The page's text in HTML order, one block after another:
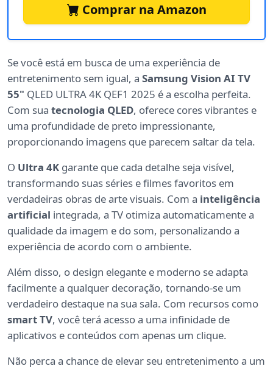
Comprar na Amazon
Se você está em busca de uma experiência de
entretenimento sem igual, a Samsung Vision AI TV
55" QLED ULTRA 4K QEF1 2025 é a escolha perfeita.
Com sua tecnologia QLED, oferece cores vibrantes e
uma profundidade de preto impressionante,
proporcionando imagens que parecem saltar da tela.
O Ultra 4K garante que cada detalhe seja visível,
transformando suas séries e filmes favoritos em
verdadeiras obras de arte visuais. Com a inteligência
artificial integrada, a TV otimiza automaticamente a
qualidade da imagem e do som, personalizando a
experiência de acordo com o ambiente.
Além disso, o design elegante e moderno se adapta
facilmente a qualquer decoração, tornando-se um
verdadeiro destaque na sua sala. Com recursos como
smart TV, você terá acesso a uma infinidade de
aplicativos e conteúdos com apenas um clique.
Não perca a chance de elevar seu entretenimento a um